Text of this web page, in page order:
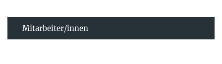
Mitarbeiter/innen